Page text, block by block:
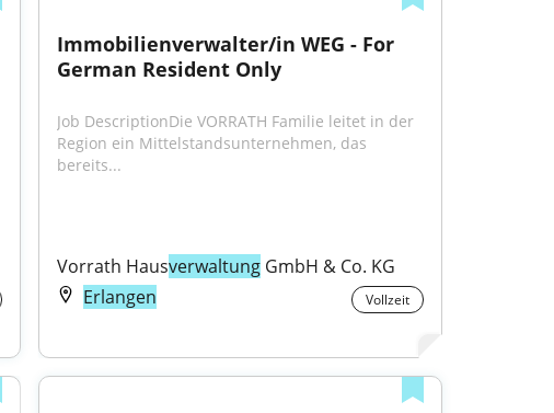
Immobilienverwalter/in WEG - For
German Resident Only
Job DescriptionDie VORRATH Familie leitet in der
Region ein Mittelstandsunternehmen, das
bereits...
Vorrath Hausverwaltung GmbH & Co. KG
Erlangen
Vollzeit